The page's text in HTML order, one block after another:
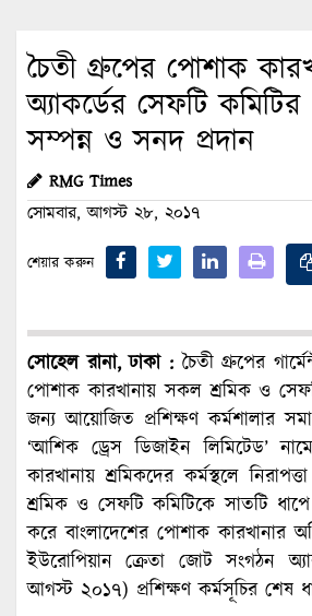
চৈতী গ্রুপের পোশাক
অ্যাকর্ডের সেফটি কমিটির
সম্পন্ন ও সনদ প্রদান
RMG Times
সোমবার, আগস্ট ২৮, ২০১৭
শেয়ার করুন
সোহেল রানা, ঢাকা :চৈতী গ্রুপের
পোশাক কারখানায় সকল শ্রমিক ও
জন্য আয়োজিত প্রশিক্ষণ কর্মশালার
‘আশিক ড্রেস ডিজাইন লিমিটেড’
কারখানায় শ্রমিকদের কর্মস্থলে
শ্রমিক ও সেফটি কমিটিকে সাতটি
করে বাংলাদেশের পোশাক কারখানার
ইউরোপিয়ান ক্রেতা জোট সংগঠন
আগস্ট ২০১৭) প্রশিক্ষণ কর্মসূচির শেষ